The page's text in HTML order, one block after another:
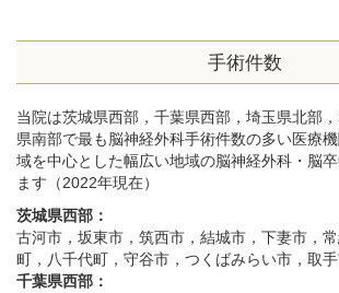
手術件数
当院は茨城県西部，千葉県西部，埼玉県北部
県南部で最も脳神経外科手術件数の多い医療
域を中心とした幅広い地域の脳神経外科・脳
ます（2022年現在）
茨城県西部：
古河市，坂東市，筑西市，結城市，下妻市，
町，八千代町，守谷市，つくばみらい市，取
千葉県西部：